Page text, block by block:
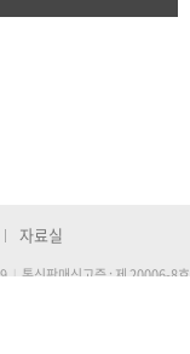
자료실
| 통신판매신고증 : 제 20006-8호